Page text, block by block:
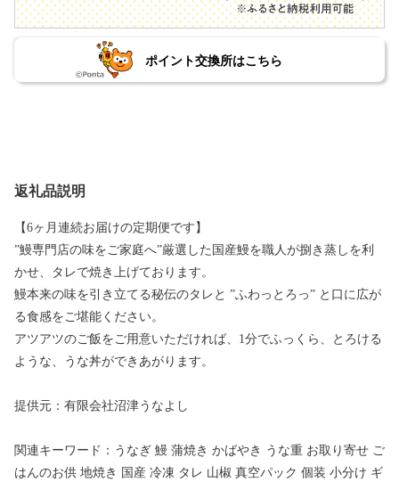
ポイント交換所はこちら
返礼品説明
【6ヶ月連続お届けの定期便です】
”鰻専門店の味をご家庭へ”厳選した国産鰻を職人が捌き蒸しを利
かせ、タレで焼き上げております。
鰻本来の味を引き立てる秘伝のタレと ”ふわっとろっ” と口に広が
る食感をご堪能ください。
アツアツのご飯をご用意いただければ、1分でふっくら、とろける
ような、うな丼ができあがります。
提供元：有限会社沼津うなよし
関連キーワード：うなぎ 鰻 蒲焼き かばやき うな重 お取り寄せ ご
はんのお供 地焼き 国産 冷凍 タレ 山椒 真空パック 個装 小分け ギ